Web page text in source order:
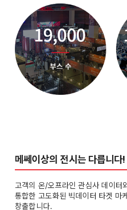
메쎄이상의 전시는 다릅니다!
고객의 온/오프라인 관심사 데이터
통합한 고도화된 빅데이터 타겟 마
창출합니다.